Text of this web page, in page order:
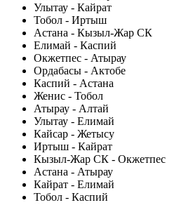
Улытау - Кайрат
Тобол - Иртыш
Астана - Кызыл-Жар СК
Елимай - Каспий
Окжетпес - Атырау
Ордабасы - Актобе
Каспий - Астана
Женис - Тобол
Атырау - Алтай
Улытау - Елимай
Кайсар - Жетысу
Иртыш - Кайрат
Кызыл-Жар СК - Окжетпес
Астана - Атырау
Кайрат - Елимай
Тобол - Каспий